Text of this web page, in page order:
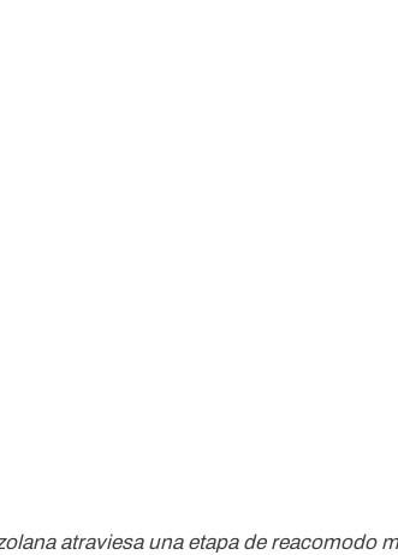
atraviesa una etapa de reacomodo